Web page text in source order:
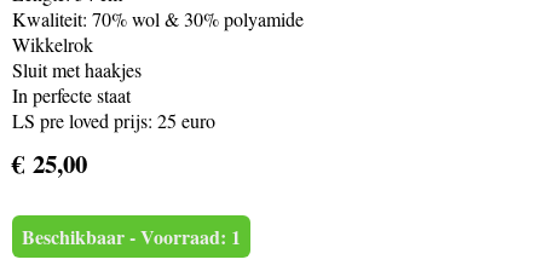
Kwaliteit: 70% wol & 30% polyamide
Wikkelrok
Sluit met haakjes
In perfecte staat
LS pre loved prijs: 25 euro
€ 25,00
Beschikbaar - Voorraad: 1